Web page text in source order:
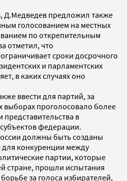
Д.Медведев предложил также
голосованием на местных
по открепительным
отметил, что
сроки досрочного
и парламентских
в каких случаях оно
ввести для партий, за
выборах проголосовало более
представительства в
федерации.
должны быть созданы
конкуренции между
партии, которые
стране, прошли испытания
за голоса избирателей,